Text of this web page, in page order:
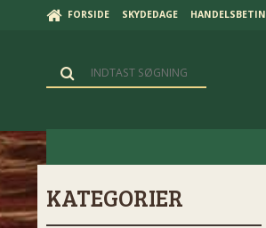
FORSIDE SKYDEDAGE
KATEGORIER